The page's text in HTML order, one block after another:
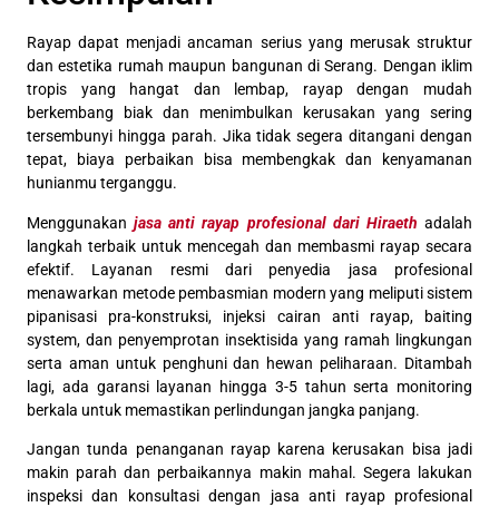
Rayap dapat menjadi ancaman serius yang merusak struktur
dan estetika rumah maupun bangunan di Serang. Dengan iklim
tropis yang hangat dan lembap, rayap dengan mudah
berkembang biak dan menimbulkan kerusakan yang sering
tersembunyi hingga parah. Jika tidak segera ditangani dengan
tepat, biaya perbaikan bisa membengkak dan kenyamanan
hunianmu terganggu.
Menggunakanjasa anti rayap profesional dari Hiraeth adalah
langkah terbaik untuk mencegah dan membasmi rayap secara
efektif. Layanan resmi dari penyedia jasa profesional
menawarkan metode pembasmian modern yang meliputi sistem
pipanisasi pra-konstruksi, injeksi cairan anti rayap, baiting
system, dan penyemprotan insektisida yang ramah lingkungan
serta aman untuk penghuni dan hewan peliharaan. Ditambah
lagi, ada garansi layanan hingga 3-5 tahun serta monitoring
berkala untuk memastikan perlindungan jangka panjang.
Jangan tunda penanganan rayap karena kerusakan bisa jadi
makin parah dan perbaikannya makin mahal. Segera lakukan
inspeksi dan konsultasi dengan jasa anti rayap profesional